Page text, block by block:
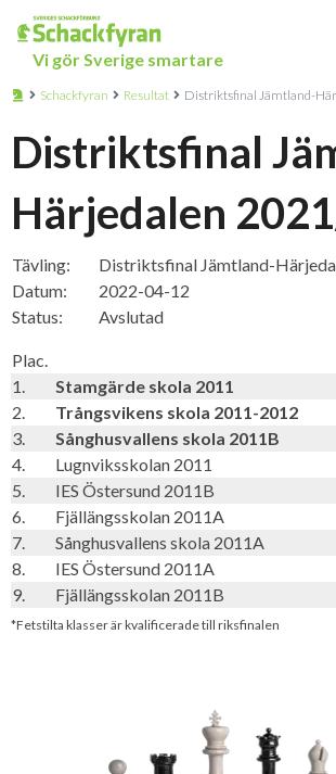
Vi gör Sverige smartare
Schackfyran Resultat Distriktsfinal Jämtland-
Distriktsfinal
Härjedalen
Tävling:
Distriktsfinal Jämtland-
Datum:
2022-04-12
Status:
Avslutad
Plac.
1.
Stamgärde skola 2011
2.
Trångsvikens skola 2011-2012
3.
Sånghusvallens skola 2011B
4.
Lugnviksskolan 2011
5.
IES Östersund 2011B
6.
Fjällängsskolan 2011A
7.
Sånghusvallens skola 2011A
8.
IES Östersund 2011A
9.
Fjällängsskolan 2011B
*Fetstilta klasser är kvalificerade till riksfinalen